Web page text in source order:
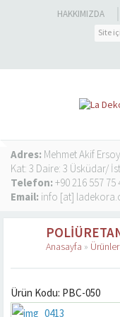
HAKKIMIZDA
Adres: Mehmet Akif
Kat: 3 Daire: 3 Üsküdar/
Telefon: +90 216 557 75
Email: info [at]
Anasayfa » Ürünler
Ürün Kodu: PBC-050